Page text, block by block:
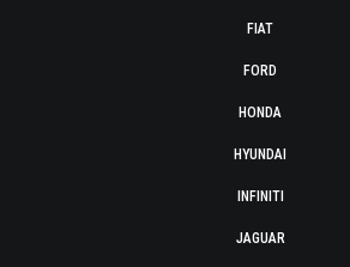
FIAT
FORD
HONDA
HYUNDAI
INFINITI
JAGUAR